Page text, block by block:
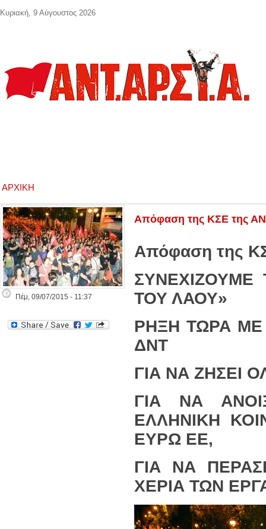
ΑΡΧΙΚΉ
Πέμ, 09/07/2015 - 11:37
Απόφαση της ΚΣΕ της
Απόφαση της
ΣΥΝΕΧΙΖΟΥΜΕ
ΤΟΥ ΛΑΟΥ»
ΡΗΞΗ ΤΩΡΑ ΜΕ
ΔΝΤ
ΓΙΑ ΝΑ ΖΗΣΕΙ
ΓΙΑ ΝΑ
ΕΛΛΗΝΙΚΗ
ΕΥΡΩ ΕΕ,
ΓΙΑ ΝΑ
ΧΕΡΙΑ ΤΩΝ
Κυριακή, 9 Αύγουστος 2026